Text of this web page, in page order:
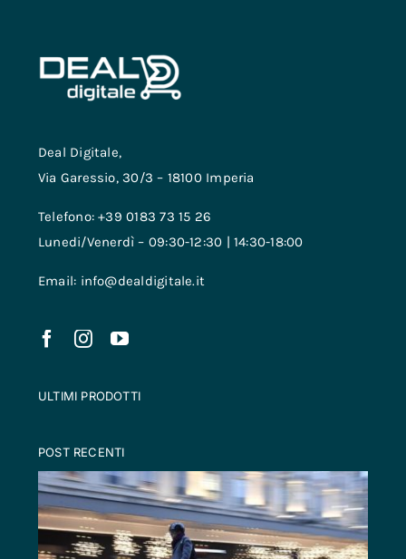
Deal Digitale,
Via Garessio, 30/3 – 18100 Imperia
Telefono: +39 0183 73 15 26
Lunedi/Venerdì – 09:30-12:30 | 14:30-18:00
Email: info@dealdigitale.it
ULTIMI PRODOTTI
POST RECENTI